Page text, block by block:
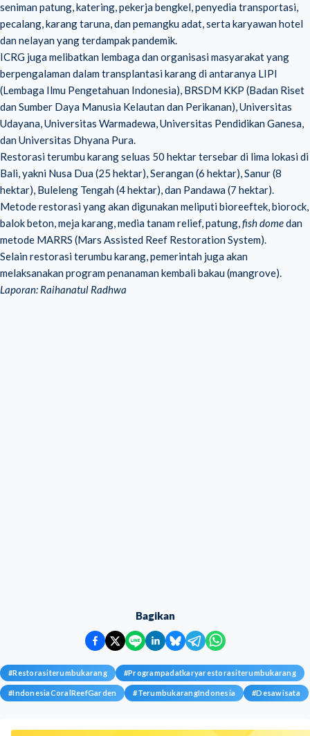
seniman patung, katering, pekerja bengkel, penyedia transportasi,
pecalang, karang taruna, dan pemangku adat, serta karyawan hotel
dan nelayan yang terdampak pandemik.
ICRG juga melibatkan lembaga dan organisasi masyarakat yang
berpengalaman dalam transplantasi karang di antaranya LIPI
(Lembaga Ilmu Pengetahuan Indonesia), BRSDM KKP (Badan Riset
dan Sumber Daya Manusia Kelautan dan Perikanan), Universitas
Udayana, Universitas Warmadewa, Universitas Pendidikan Ganesa,
dan Universitas Dhyana Pura.
Restorasi terumbu karang seluas 50 hektar tersebar di lima lokasi di
Bali, yakni Nusa Dua (25 hektar), Serangan (6 hektar), Sanur (8
hektar), Buleleng Tengah (4 hektar), dan Pandawa (7 hektar).
Metode restorasi yang akan digunakan meliputi bioreeftek, biorock,
balok beton, meja karang, media tanam relief, patung,fish domedan
metode MARRS (Mars Assisted Reef Restoration System).
Selain restorasi terumbu karang, pemerintah juga akan
melaksanakan program penanaman kembali bakau (mangrove).
Laporan: Raihanatul Radhwa
Bagikan
#Restorasiterumbukarang #Programpadatkaryarestorasiterumbukarang
#IndonesiaCoralReefGarden #TerumbukarangIndonesia #Desawisata